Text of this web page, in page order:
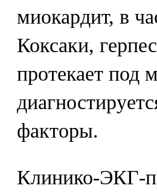
миокардит, в
Коксаки,
протекает под
факторы.
Клинико-ЭКГ-